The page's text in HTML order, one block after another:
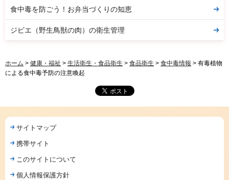
食中毒を防ごう！お弁当づくりの知恵
ジビエ（野生鳥獣の肉）の衛生管理
ホーム > 健康・福祉 > 生活衛生・食品衛生 > 食品衛生 > 食中毒情報 > 有毒植物
による食中毒予防の注意喚起
サイトマップ
携帯サイト
このサイトについて
個人情報保護方針